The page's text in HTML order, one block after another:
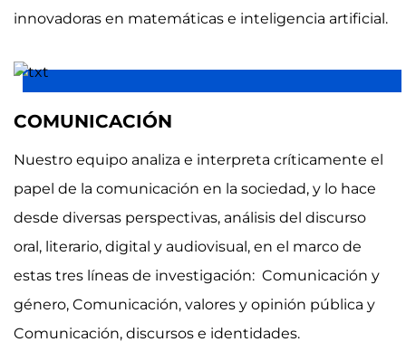
innovadoras en matemáticas e inteligencia artificial.
COMUNICACIÓN
Nuestro equipo analiza e interpreta críticamente el
papel de la comunicación en la sociedad, y lo hace
desde diversas perspectivas, análisis del discurso
oral, literario, digital y audiovisual, en el marco de
estas tres líneas de investigación: Comunicación y
género, Comunicación, valores y opinión pública y
Comunicación, discursos e identidades.